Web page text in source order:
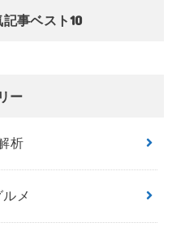
事ベスト10
ー
析
メ